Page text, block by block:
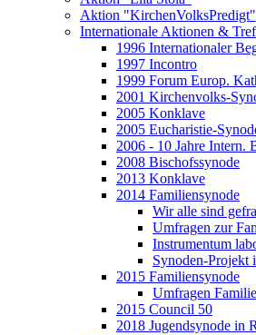
Aktion "KirchenVolksPredigt"
Internationale Aktionen &
1996 Internationaler
1997 Incontro
1999 Forum Europ.
2001 Kirchenvolks-
2005 Konklave
2005 Eucharistie-
2006 - 10 Jahre Intern.
2008 Bischofssynode
2013 Konklave
2014 Familiensynode
Wir alle sind
Umfragen zur
Instrumentum
Synoden-Projekt
2015 Familiensynode
Umfragen
2015 Council 50
2018 Jugendsynode in